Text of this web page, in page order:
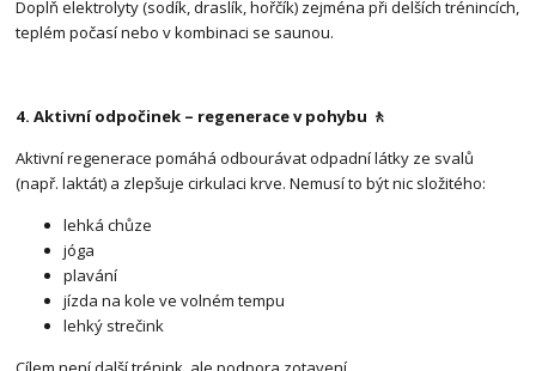
Doplň elektrolyty (sodík, draslík, hořčík) zejména při delších trénincích,
teplém počasí nebo v kombinaci se saunou.
4. Aktivní odpočinek – regenerace v pohybu 🚶
Aktivní regenerace pomáhá odbourávat odpadní látky ze svalů
(např. laktát) a zlepšuje cirkulaci krve. Nemusí to být nic složitého:
lehká chůze
jóga
plavání
jízda na kole ve volném tempu
lehký strečink